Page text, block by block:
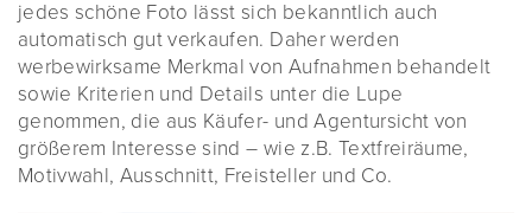
jedes schöne Foto lässt sich bekanntlich auch
automatisch gut verkaufen. Daher werden
werbewirksame Merkmal von Aufnahmen behandelt
sowie Kriterien und Details unter die Lupe
genommen, die aus Käufer- und Agentursicht von
größerem Interesse sind – wie z.B. Textfreiräume,
Motivwahl, Ausschnitt, Freisteller und Co.